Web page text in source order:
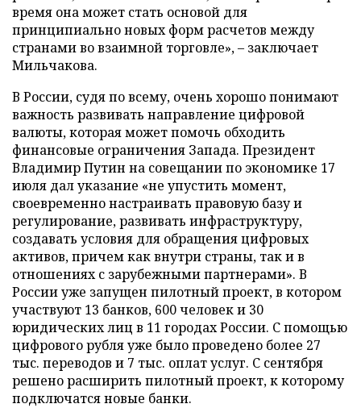
время она может стать основой для
принципиально новых форм расчетов между
странами во взаимной торговле», – заключает
Мильчакова.
В России, судя по всему, очень хорошо понимают
важность развивать направление цифровой
валюты, которая может помочь обходить
финансовые ограничения Запада. Президент
Владимир Путин на совещании по экономике 17
июля дал указание «не упустить момент,
своевременно настраивать правовую базу и
регулирование, развивать инфраструктуру,
создавать условия для обращения цифровых
активов, причем как внутри страны, так и в
отношениях с зарубежными партнерами». В
России уже запущен пилотный проект, в котором
участвуют 13 банков, 600 человек и 30
юридических лиц в 11 городах России. С помощью
цифрового рубля уже было проведено более 27
тыс. переводов и 7 тыс. оплат услуг. С сентября
решено расширить пилотный проект, к которому
подключатся новые банки.